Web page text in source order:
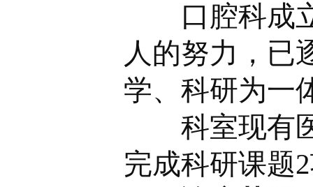
口腔科成
人的努力，已
学、科研为一
科室现有
完成科研课题